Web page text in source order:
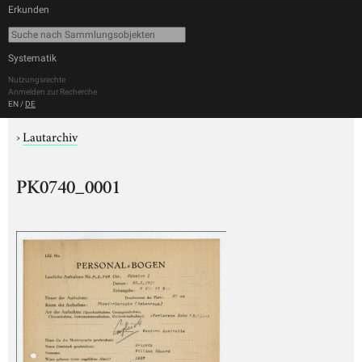
Erkunden
Systematik
Nutzungsrechte
Anmelden zur Recherche
EN / DE
›Lautarchiv
PK0740_0001